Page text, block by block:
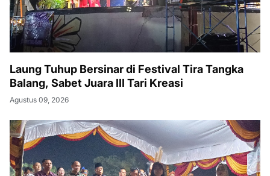
Laung Tuhup Bersinar di Festival Tira Tangka
Balang, Sabet Juara III Tari Kreasi
Agustus 09, 2026